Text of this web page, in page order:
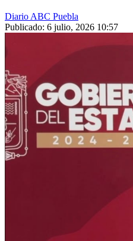
Diario ABC Puebla
Publicado: 6 julio, 2026 10:57